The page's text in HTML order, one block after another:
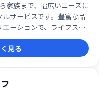
家族まで、幅広いニーズに
サービスです。豊富な品
ーションで、ライフスタ
が可能。特に家電3点セッ
円と、購入よりも圧倒的
高い点が魅力です。
見る